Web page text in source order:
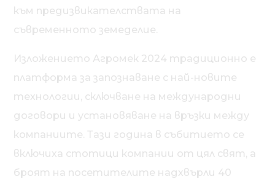
към предизвикателствата на
съвременното земеделие.
Изложението Агромек 2024 традиционно е
платформа за запознаване с най-новите
технологии, сключване на международни
договори и установяване на връзки между
компаниите. Тази година в събитието се
включиха стотици компании от цял свят, а
броят на посетителите надхвърли 40